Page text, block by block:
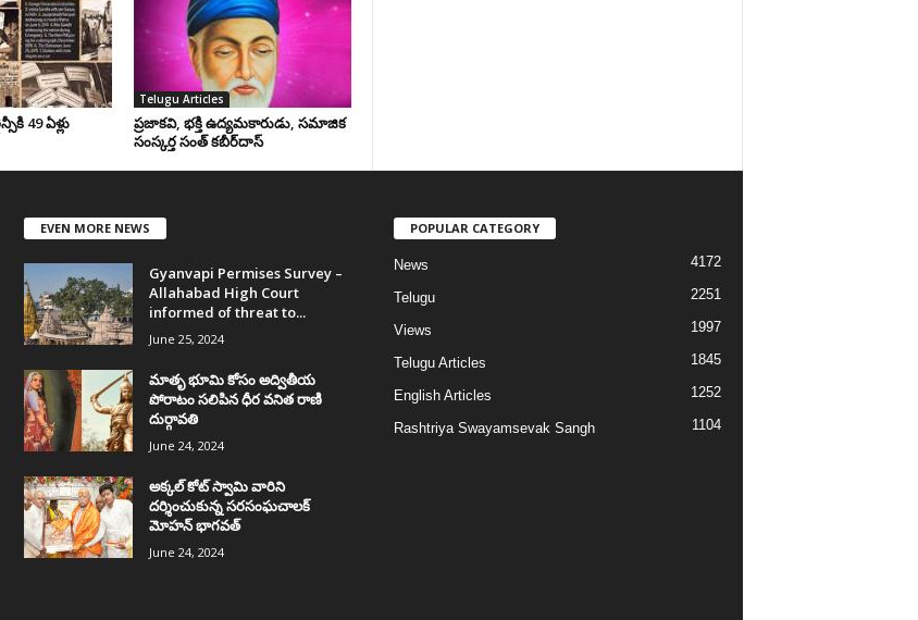
49 ఏళ్లు
Telugu Articles
ప్రజాకవి, భక్తి ఉద్యమకారుడు, సమాజిక
సంస్కర్త సంత్‌ కబీర్‌దాస్‌
EVEN MORE NEWS
Gyanvapi Permises Survey –
Allahabad High Court
informed of threat to...
June 25, 2024
మాతృ భూమి కోసం అద్వితీయ
పోరాటం సలిపిన ధీర వనిత రాణి
దుర్గావతి
June 24, 2024
అక్కల్‌ కోట్‌ స్వామి వారిని
దర్శించుకున్న సరసంఘచాలక్
మోహన్ భాగవత్
June 24, 2024
POPULAR CATEGORY
News 4172
Telugu 2251
Views 1997
Telugu Articles 1845
English Articles 1252
Rashtriya Swayamsevak Sangh 1104